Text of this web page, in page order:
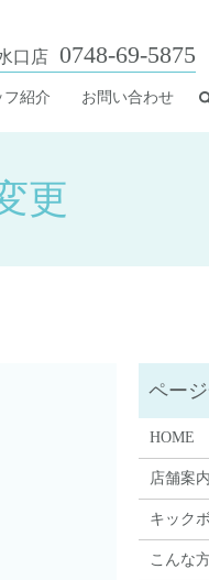
フ紹介 お問い合わせ
口店 0748-69-5875
更
HOME
店舗案内
キック
こんな